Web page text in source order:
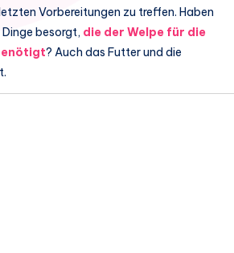
Vorbereitungen zu treffen. Haben
besorgt, die der Welpe für die
? Auch das Futter und die